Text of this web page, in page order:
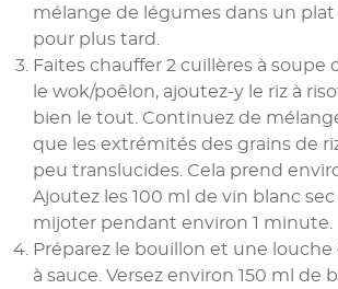
mélange de légumes dans un
pour plus tard.
Faites chauffer 2 cuillères à soupe
le wok/poêlon, ajoutez-y le riz à
bien le tout. Continuez de
que les extrémités des grains de
peu translucides. Cela prend
Ajoutez les 100 ml de vin blanc sec
mijoter pendant environ 1 minute.
Préparez le bouillon et une
à sauce. Versez environ 150 ml de